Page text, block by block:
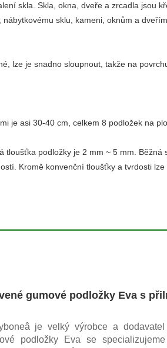
skla. Skla, okna, dveře a zrcadla jsou
sklu, kameni, oknům a
lze je snadno sloupnout, takže na
je asi 30-40 cm, celkem 8 podložek na
podložky je 2 mm ~ 5 mm.
Kromě konvenční tloušťky a tvrdosti
gumové podložky Eva s
je velký výrobce a
podložky Eva se